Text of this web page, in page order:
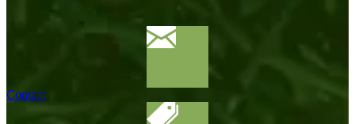
Contact